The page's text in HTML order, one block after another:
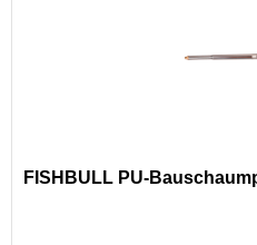
FISHBULL PU-